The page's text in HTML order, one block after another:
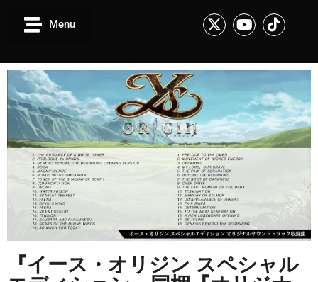
Menu
『イース・オリジン スペシャル